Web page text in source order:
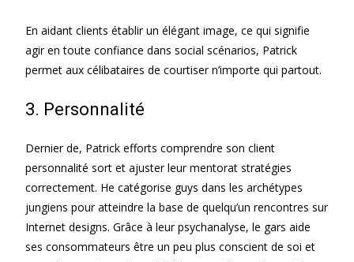
En aidant clients établir un élégant image, ce qui signifie
agir en toute confiance dans social scénarios, Patrick
permet aux célibataires de courtiser n’importe qui partout.
3. Personnalité
Dernier de, Patrick efforts comprendre son client
personnalité sort et ajuster leur mentorat stratégies
correctement. He catégorise guys dans les archétypes
jungiens pour atteindre la base de quelqu’un rencontres sur
Internet designs. Grâce à leur psychanalyse, le gars aide
ses consommateurs être un peu plus conscient de soi et